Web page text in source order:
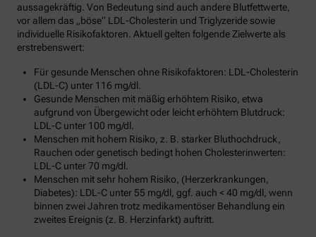
aussagekräftig. Von Bedeutung sind auch andere Blutfettwerte,
vor allem das „böse“ LDL-Cholesterin und Triglyzeride sowie
individuelle Risikofaktoren. Aktuell gelten folgende Zielwerte als
erstrebenswert:
Für gesunde Menschen ohne Risikofaktoren: LDL-Cholesterin
(LDL-C) unter 116 mg/dl.
Gesunde Menschen mit mäßig erhöhtem Risiko, etwa
aufgrund von Übergewicht oder leicht erhöhtem Blutdruck:
LDL-C unter 100 mg/dl.
Menschen mit hohem Risiko, z. B. starker Bluthochdruck,
Rauchen oder genetisch bedingt hohen Cholesterinwerten:
LDL-C unter 70 mg/dl.
Menschen mit sehr hohem Risiko, (Herzerkrankungen,
Diabetes): LDL-C unter 55 mg/dl, ggf. auch < 40 mg/dl, wenn
binnen zwei Jahren trotz medikamentöser Behandlung ein
zweites Ereignis (z. B. Herzinfarkt) auftritt.